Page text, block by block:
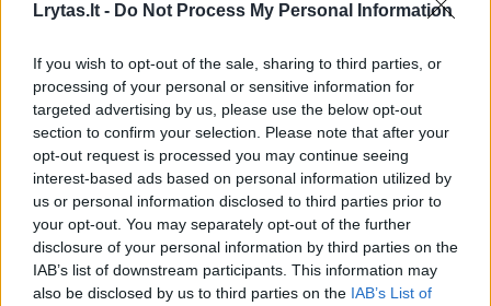
Lrytas.lt - Do Not Process My Personal Information
If you wish to opt-out of the sale, sharing to third parties, or
processing of your personal or sensitive information for
targeted advertising by us, please use the below opt-out
section to confirm your selection. Please note that after your
opt-out request is processed you may continue seeing
interest-based ads based on personal information utilized by
us or personal information disclosed to third parties prior to
your opt-out. You may separately opt-out of the further
disclosure of your personal information by third parties on the
IAB’s list of downstream participants. This information may
also be disclosed by us to third parties on the IAB’s List of
„Sodas ir daržas“ – ar Nojus įveikė bičių
baimę? Pirmasis išbandymas dr. Algirdo
Amšiejaus bityne